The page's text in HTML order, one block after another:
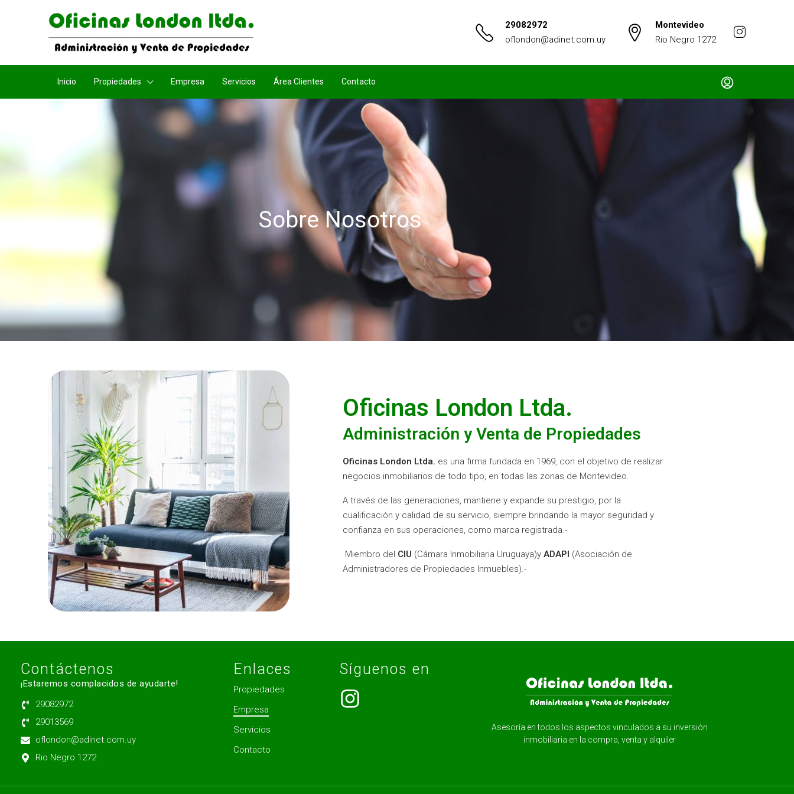
29082972
oflondon@adinet.com.uy
Montevideo
Rio Negro 1272
Inicio Propiedades Empresa Servicios Área Clientes Contacto
Sobre Nosotros
Oficinas London Ltda.
Administración y Venta de Propiedades
Oficinas London Ltda. es una firma fundada en 1969, con el objetivo de realizar
negocios inmobiliarios de todo tipo, en todas las zonas de Montevideo.
A través de las generaciones, mantiene y expande su prestigio, por la
cualificación y calidad de su servicio, siempre brindando la mayor seguridad y
confianza en sus operaciones, como marca registrada.-
Miembro del CIU (Cámara Inmobiliaria Uruguaya)y ADAPI (Asociación de
Administradores de Propiedades Inmuebles).-
Contáctenos
¡Estaremos complacidos de ayudarte!
29082972
29013569
oflondon@adinet.com.uy
Rio Negro 1272
Enlaces
Propiedades
Empresa
Servicios
Contacto
Síguenos en
Asesoría en todos los aspectos vinculados a su inversión
inmobiliaria en la compra, venta y alquiler